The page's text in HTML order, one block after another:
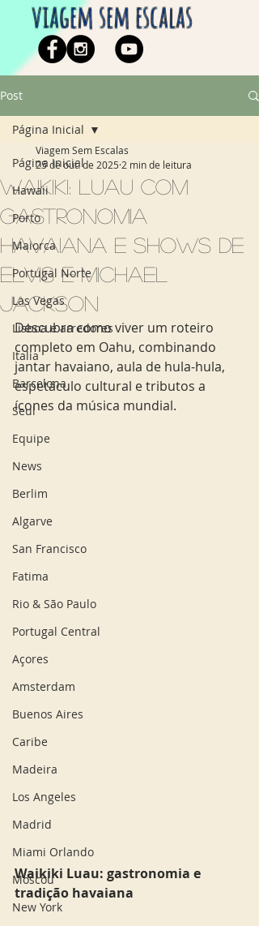
viagem sem escalas
Post
Página Inicial
Hawaii
Porto
Maiorca
Portugal Norte
Las Vegas
Lisboa e arredores
Italia
Barcelona
Seul
Equipe
News
Berlim
Algarve
San Francisco
Fatima
Rio & São Paulo
Portugal Central
Açores
Amsterdam
Buenos Aires
Caribe
Madeira
Los Angeles
Madrid
Miami Orlando
Moscou
New York
Página Inicial
Waikiki: luau com
gastronomia
havaiana e shows de
Elvis e Michael
Jackson
Viagem Sem Escalas
25 de out. de 2025 2 min de leitura
Descubra como viver um roteiro
completo em Oahu, combinando
jantar havaiano, aula de hula-hula,
espetáculo cultural e tributos a
ícones da música mundial.
Waikiki Luau: gastronomia e
tradição havaiana